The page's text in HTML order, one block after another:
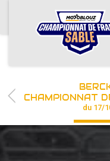
ACCUEIL
ACTUS
CHAMPIONNAT
RÉSULTATS
PHOTOS / WEB
CHAMPIONNAT DE
du 17/